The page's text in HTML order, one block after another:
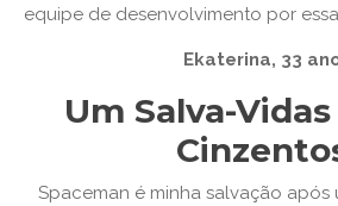
equipe de desenvolvimento por
Ekaterina, 33
Um Salva-
Spaceman é minha salvação